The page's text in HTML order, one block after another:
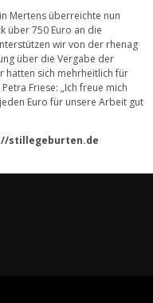
Mertens überreichte nun
über 750 Euro an die
wir von der rhenag
über die Vergabe der
hatten sich mehrheitlich für
Friese: „Ich freue mich
Euro für unsere Arbeit gut
stillegeburten.de